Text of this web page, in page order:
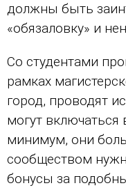
должны быть
«обязаловку» и
Со студентами
рамках
город, проводят
могут включаться
минимум, они
сообществом
бонусы за